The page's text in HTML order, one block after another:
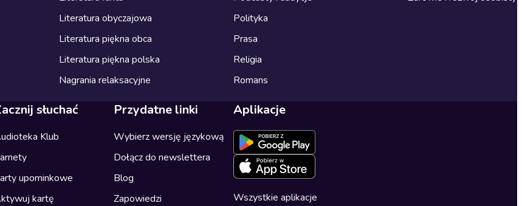
Literatura obyczajowa
Literatura piękna obca
Literatura piękna polska
Nagrania relaksacyjne
Polityka
Prasa
Religia
Romans
słuchać
Klub
upominkowe
kartę
Przydatne linki
Wybierz wersję językową
Dołącz do newslettera
Blog
Zapowiedzi
Aplikacje
Wszystkie aplikacje